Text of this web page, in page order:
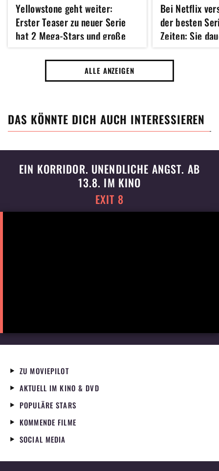
Yellowstone geht weiter:
Erster Teaser zu neuer Serie
hat 2 Mega-Stars und große
Überraschung im Gepäck
Bei Netflix
der besten
Zeiten: Sie
Minuten und
wieder
ALLE ANZEIGEN
DAS KÖNNTE DICH AUCH INTERESSIEREN
EIN KORRIDOR. UNENDLICHE ANGST. AB
13.8. IM KINO
EXIT 8
ZU MOVIEPILOT
AKTUELL IM KINO & DVD
POPULÄRE STARS
KOMMENDE FILME
SOCIAL MEDIA